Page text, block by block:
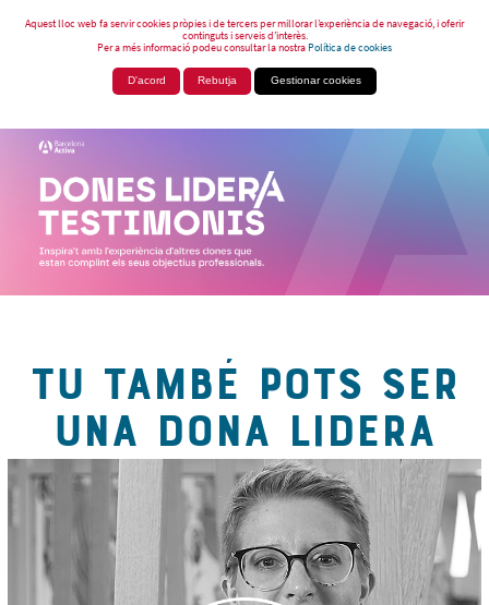
Aquest lloc web fa servir cookies pròpies i de tercers per millorar l’experiència de navegació, i oferir
continguts i serveis d’interès.
Per a més informació podeu consultar la nostraPolítica de cookies
D'acord Rebutja Gestionar cookies
TU TAMBÉ POTS SER
UNA DONA LIDERA